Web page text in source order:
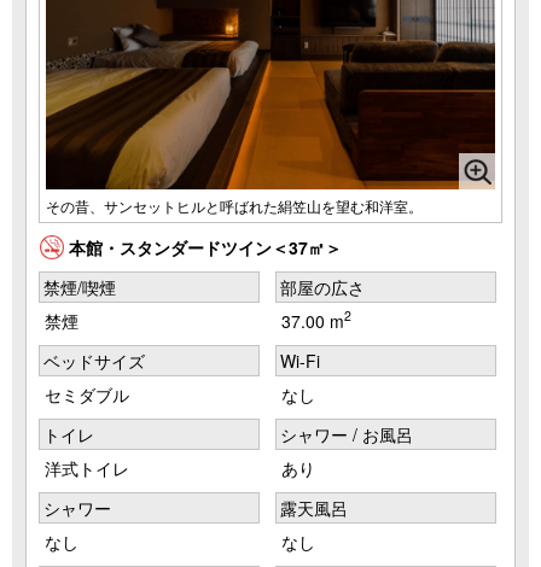
その昔、サンセットヒルと呼ばれた絹笠山を望む和洋室。
本館・スタンダードツイン＜37㎡＞
禁煙/喫煙
禁煙
部屋の広さ
37.00 m2
ベッドサイズ
セミダブル
Wi-Fi
なし
トイレ
洋式トイレ
シャワー / お風呂
あり
シャワー
なし
露天風呂
なし